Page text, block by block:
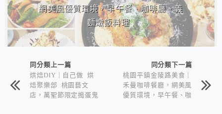
網美風優質環境，早午餐、咖啡廳、義
麵燉飯料理
同分類上一篇
烘焙DIY｜自己做 烘
焙聚樂部 桃園藝文
店，萬聖節限定搗蛋鬼
同分類下一篇
桃園平鎮金陵路美食｜
禾曼咖啡餐廳，網美風
優質環境，早午餐、咖